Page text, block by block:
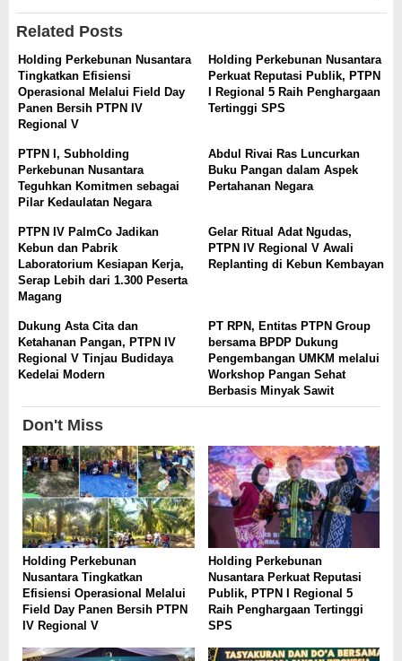
Related Posts
Holding Perkebunan Nusantara
Tingkatkan Efisiensi
Operasional Melalui Field Day
Panen Bersih PTPN IV
Regional V
Holding Perkebunan Nusantara
Perkuat Reputasi Publik, PTPN
I Regional 5 Raih Penghargaan
Tertinggi SPS
PTPN I, Subholding
Perkebunan Nusantara
Teguhkan Komitmen sebagai
Pilar Kedaulatan Negara
Abdul Rivai Ras Luncurkan
Buku Pangan dalam Aspek
Pertahanan Negara
PTPN IV PalmCo Jadikan
Kebun dan Pabrik
Laboratorium Kesiapan Kerja,
Serap Lebih dari 1.300 Peserta
Magang
Gelar Ritual Adat Ngudas,
PTPN IV Regional V Awali
Replanting di Kebun Kembayan
Dukung Asta Cita dan
Ketahanan Pangan, PTPN IV
Regional V Tinjau Budidaya
Kedelai Modern
PT RPN, Entitas PTPN Group
bersama BPDP Dukung
Pengembangan UMKM melalui
Workshop Pangan Sehat
Berbasis Minyak Sawit
Don't Miss
Holding Perkebunan
Nusantara Tingkatkan
Efisiensi Operasional Melalui
Field Day Panen Bersih PTPN
IV Regional V
Holding Perkebunan
Nusantara Perkuat Reputasi
Publik, PTPN I Regional 5
Raih Penghargaan Tertinggi
SPS